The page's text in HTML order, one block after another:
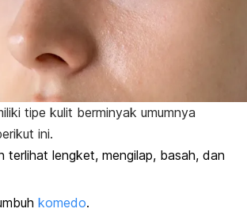
tipe kulit berminyak umumnya
ini.
terlihat lengket, mengilap, basah, dan
komedo.